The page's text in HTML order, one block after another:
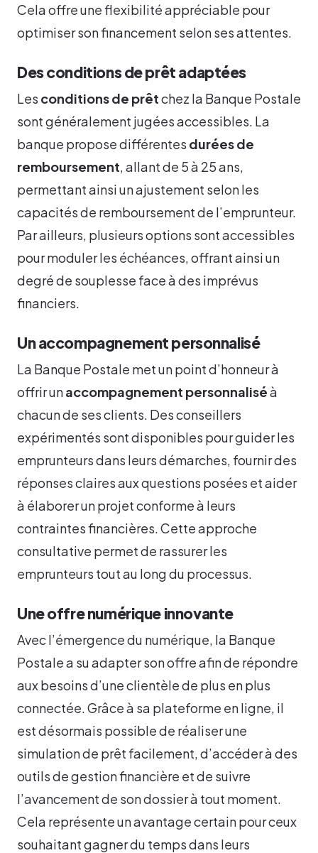
Cela offre une flexibilité appréciable pour
optimiser son financement selon ses attentes.
Des conditions de prêt adaptées
Les conditions de prêtchez la Banque Postale
sont généralement jugées accessibles. La
banque propose différentes durées de
remboursement, allant de 5 à 25 ans,
permettant ainsi un ajustement selon les
capacités de remboursement de l’emprunteur.
Par ailleurs, plusieurs options sont accessibles
pour moduler les échéances, offrant ainsi un
degré de souplesse face à des imprévus
financiers.
Un accompagnement personnalisé
La Banque Postale met un point d’honneur à
offrir unaccompagnement personnaliséà
chacun de ses clients. Des conseillers
expérimentés sont disponibles pour guider les
emprunteurs dans leurs démarches, fournir des
réponses claires aux questions posées et aider
à élaborer un projet conforme à leurs
contraintes financières. Cette approche
consultative permet de rassurer les
emprunteurs tout au long du processus.
Une offre numérique innovante
Avec l’émergence du numérique, la Banque
Postale a su adapter son offre afin de répondre
aux besoins d’une clientèle de plus en plus
connectée. Grâce à sa plateforme en ligne, il
est désormais possible de réaliser une
simulation de prêt facilement, d’accéder à des
outils de gestion financière et de suivre
l’avancement de son dossier à tout moment.
Cela représente un avantage certain pour ceux
souhaitant gagner du temps dans leurs